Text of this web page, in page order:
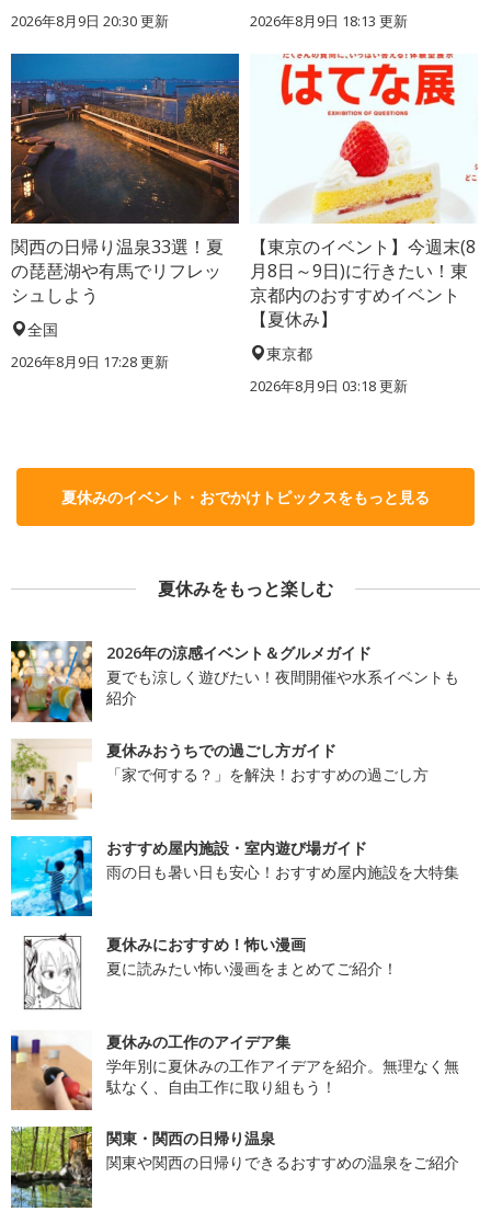
2026年8月9日 20:30更新 2026年8月9日 18:13 更新
関西の日帰り温泉33選！夏
の琵琶湖や有馬でリフレッ
シュしよう
全国
2026年8月9日 17:28更新
【東京のイベント】今週末(8
月8日～9日)に行きたい！東
京都内のおすすめイベント
【夏休み】
東京都
2026年8月9日 03:18更新
夏休みのイベント・おでかけトピックスをもっと見る
夏休みをもっと楽しむ
2026年の涼感イベント＆グルメガイド
夏でも涼しく遊びたい！夜間開催や水系イベントも
紹介
夏休みおうちでの過ごし方ガイド
「家で何する？」を解決！おすすめの過ごし方
おすすめ屋内施設・室内遊び場ガイド
雨の日も暑い日も安心！おすすめ屋内施設を大特集
夏休みにおすすめ！怖い漫画
夏に読みたい怖い漫画をまとめてご紹介！
夏休みの工作のアイデア集
学年別に夏休みの工作アイデアを紹介。無理なく無
駄なく、自由工作に取り組もう！
関東・関西の日帰り温泉
関東や関西の日帰りできるおすすめの温泉をご紹介